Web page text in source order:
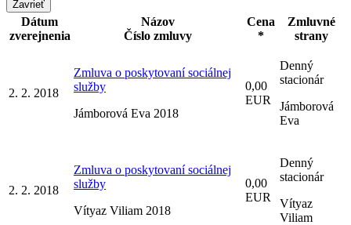
Zavrieť
Dátum
zverejnenia
Názov
Číslo zmluvy
Cena
*
Zmluvné
strany
2. 2. 2018
Zmluva o poskytovaní sociálnej
služby
Jámborová Eva 2018
0,00
EUR
Denný
stacionár
Jámborová
Eva
2. 2. 2018
Zmluva o poskytovaní sociálnej
služby
Vítyaz Viliam 2018
0,00
EUR
Denný
stacionár
Vítyaz
Viliam